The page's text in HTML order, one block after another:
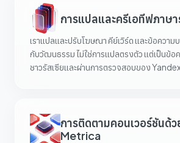
การแปลและครีเอทีฟภาษา
เราแปลและปรับโฆษณา คีย์เวิร์ด และข้อความ
กับวัฒนธรรม ไม่ใช่การแปลตรงตัว แต่เป็นข้อ
ชาวรัสเซียและผ่านการตรวจสอบของ
การติดตามคอนเวอร์ชันด้
Metrica